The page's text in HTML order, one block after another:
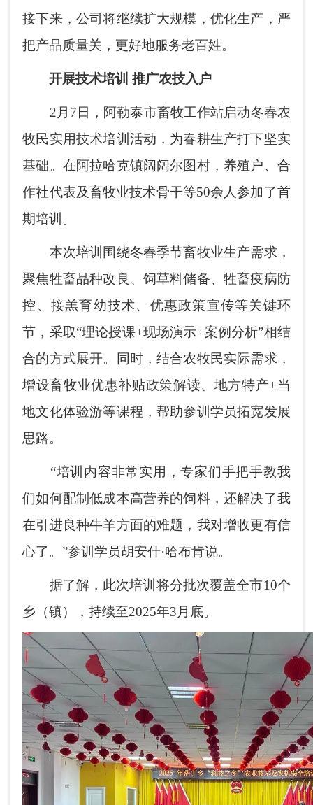
接下来，公司将继续扩大规模，优化生产，严
把产品质量关，更好地服务老百姓。
开展技术培训 推广农技入户
2月7日，阿勒泰市畜牧工作站启动冬春农
牧民实用技术培训活动，为春耕生产打下坚实
基础。在阿拉哈克镇阔阔尔图村，养殖户、合
作社代表及畜牧业技术骨干等50余人参加了首
期培训。
本次培训围绕冬春季节畜牧业生产需求，
聚焦牲畜品种改良、饲草料储备、牲畜疫病防
控、接羔育幼技术、优惠政策宣传等关键环
节，采取“理论授课+现场演示+案例分析”相结
合的方式展开。同时，结合农牧民实际需求，
增设畜牧业优惠补贴政策解读、地方特产+当
地文化体验游等课程，帮助参训 学员拓宽发展
思路。
“培训内容非常实用，专家们手把手教我
们如何配制低成本高营养的饲料，还解决了我
在引进良种牛羊方面的难题，我对增收更有信
心了。”参训学员胡安什·哈布肯说。
据了解，此次培训将分批次覆盖全市10个
乡（镇），持续至2025年3月底。